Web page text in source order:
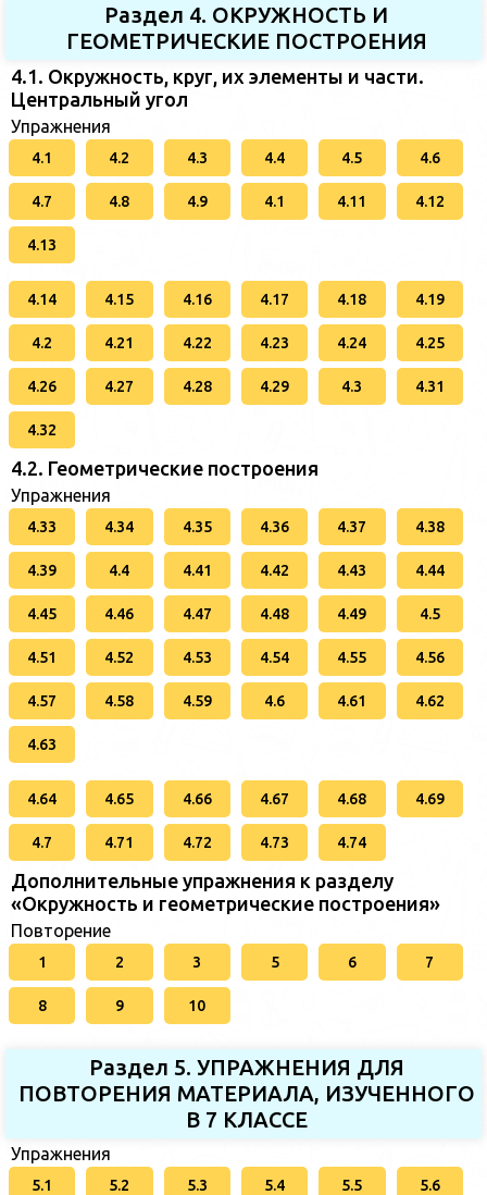
Раздел 4. ОКРУЖНОСТЬ И
ГЕОМЕТРИЧЕСКИЕ ПОСТРОЕНИЯ
4.1. Окружность, круг, их элементы и части.
Центральный угол
Упражнения
4.1 4.2 4.3 4.4 4.5 4.6
4.7 4.8 4.9 4.1 4.11 4.12
4.13
4.14 4.15 4.16 4.17 4.18 4.19
4.2 4.21 4.22 4.23 4.24 4.25
4.26 4.27 4.28 4.29 4.3 4.31
4.32
4.2. Геометрические построения
Упражнения
4.33 4.34 4.35 4.36 4.37 4.38
4.39 4.4 4.41 4.42 4.43 4.44
4.45 4.46 4.47 4.48 4.49 4.5
4.51 4.52 4.53 4.54 4.55 4.56
4.57 4.58 4.59 4.6 4.61 4.62
4.63
4.64 4.65 4.66 4.67 4.68 4.69
4.7 4.71 4.72 4.73 4.74
Дополнительные упражнения к разделу
«Окружность и геометрические построения»
Повторение
1 2 3 5 6 7
8 9 10
Раздел 5. УПРАЖНЕНИЯ ДЛЯ
ПОВТОРЕНИЯ МАТЕРИАЛА, ИЗУЧЕННОГО
В 7 КЛАССЕ
Упражнения
5.1 5.2 5.3 5.4 5.5 5.6